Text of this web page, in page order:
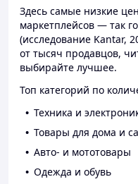
Здесь самые низкие
маркетплейсов — так
(исследование Kantar,
от тысяч продавцов,
выбирайте лучшее.
Топ категорий по
Техника и
Товары для дома и
Авто- и мототовары
Одежда и обувь